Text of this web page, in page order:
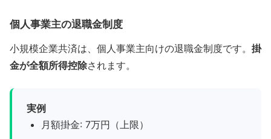
個人事業主の退職金制度
小規模企業共済は、個人事業主向けの退職金制度です。 掛
金が全額所得控除されます。
実例
月額掛金: 7万円（上限）